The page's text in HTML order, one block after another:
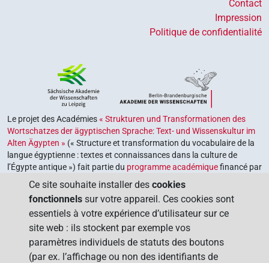
Contact
Impression
Politique de confidentialité
Le projet des Académies« Strukturen und Transformationen des
Wortschatzes der ägyptischen Sprache: Text- und Wissenskultur im
Alten Ägypten » (« Structure et transformation du vocabulaire de la
langue égyptienne : textes et connaissances dans la culture de
l’Égypte antique ») fait partie du programme académiquefinancé par
le gouvernement fédéral et les gouvernements des Länder de la
République fédérale d’Allemagne, dont le but est de préserver,
retrouver et explorer notre héritage culturel. Le programme est
coordonné par l’Union des académies allemandes des sciences et
des lettres .
Ce site souhaite installer des cookies
fonctionnels sur votre appareil. Ces cookies sont
essentiels à votre expérience d’utilisateur sur ce
site web : ils stockent par exemple vos
paramètres individuels de statuts des boutons
(par ex. l’affichage ou non des identifiants de